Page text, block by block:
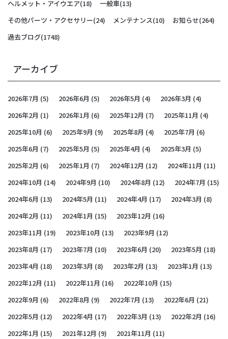
ヘルメット・アイウエア(18) 一般車(13)
その他パーツ・アクセサリー(24) メンテナンス(10) お知らせ(264)
過去ブログ(1748)
アーカイブ
2026年7月 (5) 2026年6月 (5) 2026年5月 (4) 2026年3月 (4)
2026年2月 (1) 2026年1月 (6) 2025年12月 (7) 2025年11月 (4)
2025年10月 (6) 2025年9月 (9) 2025年8月 (4) 2025年7月 (6)
2025年6月 (7) 2025年5月 (5) 2025年4月 (4) 2025年3月 (5)
2025年2月 (6) 2025年1月 (7) 2024年12月 (12) 2024年11月 (11)
2024年10月 (14) 2024年9月 (10) 2024年8月 (12) 2024年7月 (15)
2024年6月 (13) 2024年5月 (11) 2024年4月 (17) 2024年3月 (8)
2024年2月 (11) 2024年1月 (15) 2023年12月 (16)
2023年11月 (19) 2023年10月 (13) 2023年9月 (12)
2023年8月 (17) 2023年7月 (10) 2023年6月 (20) 2023年5月 (18)
2023年4月 (18) 2023年3月 (8) 2023年2月 (13) 2023年1月 (13)
2022年12月 (11) 2022年11月 (16) 2022年10月 (15)
2022年9月 (6) 2022年8月 (9) 2022年7月 (13) 2022年6月 (21)
2022年5月 (12) 2022年4月 (17) 2022年3月 (13) 2022年2月 (16)
2022年1月 (15) 2021年12月 (9) 2021年11月 (11)